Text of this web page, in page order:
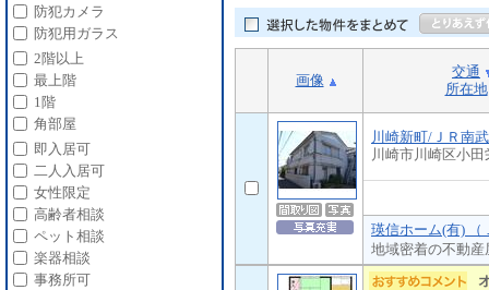
画像
交通
所在地
川崎新町/ＪＲ南
川崎市川崎区小田
瑛信ホーム(有) （
地域密着の不動
防犯カメラ
防犯用ガラス
2階以上
最上階
1階
角部屋
即入居可
二人入居可
女性限定
高齢者相談
ペット相談
楽器相談
事務所可